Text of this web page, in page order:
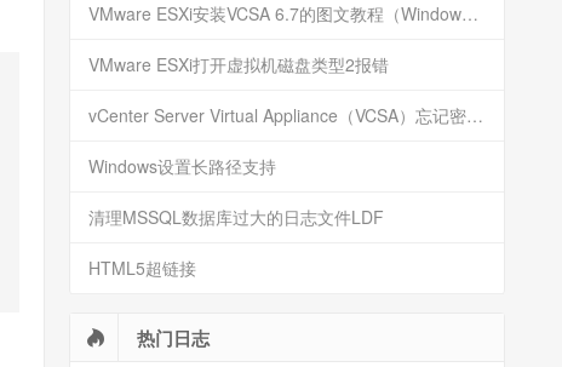
VMware ESXi安装VCSA 6.7的图文教程（Windows安装）
VMware ESXi打开虚拟机磁盘类型2报错
vCenter Server Virtual Appliance（VCSA）忘记密码重置SSO密码
Windows设置长路径支持
清理MSSQL数据库过大的日志文件LDF
HTML5超链接
热门日志